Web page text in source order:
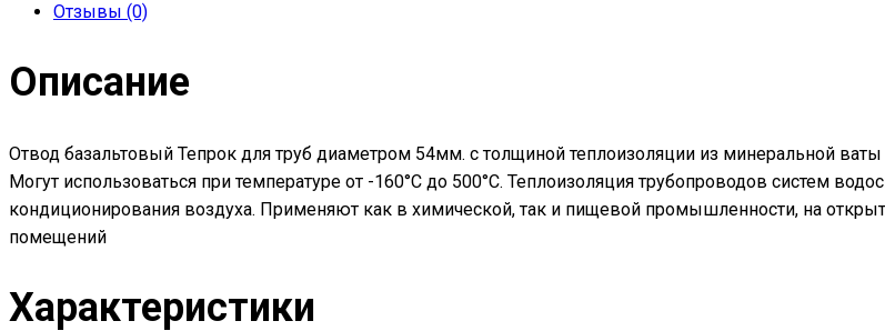
оцинкованной
толщиной
0,55мм
Отзывы (0)
Описание
Отвод базальтовый Тепрок для труб диаметром 54мм. с толщиной теплоизоляции из минеральной
Могут использоваться при температуре от -160°С до 500°С. Теплоизоляция трубопроводов систем
кондиционирования воздуха. Применяют как в химической, так и пищевой промышленности, на
помещений
Характеристики